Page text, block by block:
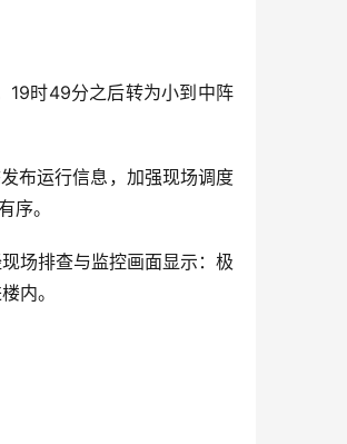
19时49分之后转为小到中阵
布运行信息，加强现场调度
序。
场排查与监控画面显示：极
内。